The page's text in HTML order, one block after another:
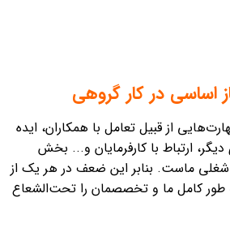
اساسی در کار گروهی
از قبیل تعامل با همکاران، ایده
دیگر، ارتباط با کارفرمایان و... بخش
شغلی ماست. بنابر این ضعف در هر یک از
طور کامل ما و تخصصمان را تحت‌الشعاع